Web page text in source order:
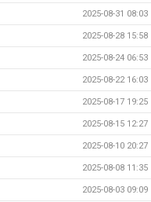
2025-08-31 08:03
2025-08-28 15:58
2025-08-24 06:53
2025-08-22 16:03
2025-08-17 19:25
2025-08-15 12:27
2025-08-10 20:27
2025-08-08 11:35
2025-08-03 09:09